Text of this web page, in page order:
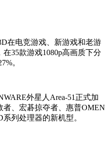
在电竞游戏、新游戏和老游
35款游戏1080p高画质下分
。
外星人Area-51正式加
、宏碁掠夺者、惠普OMEN
列处理器的新机型。